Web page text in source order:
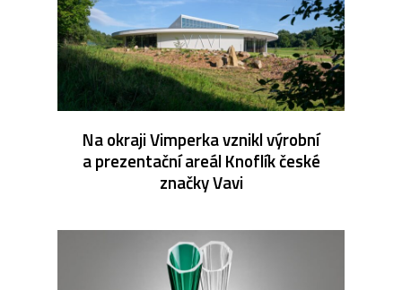
Na okraji Vimperka vznikl výrobní
a prezentační areál Knoflík české
značky Vavi